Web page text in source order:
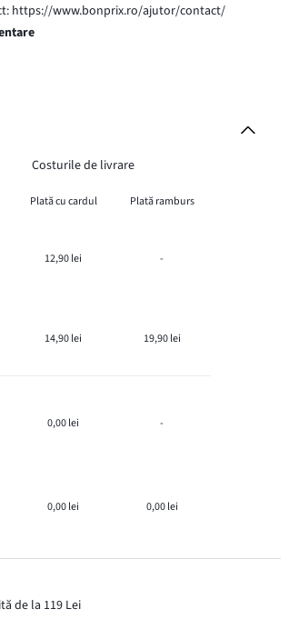
https://www.bonprix.ro/ajutor/contact/
Costurile de livrare
Plată cu cardul
Plată ramburs
12,90 lei -
14,90 lei 19,90 lei
0,00 lei -
0,00 lei 0,00 lei
de la 119 Lei